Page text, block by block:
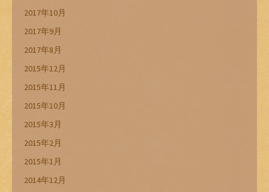
2017年10月
2017年9月
2017年8月
2015年12月
2015年11月
2015年10月
2015年3月
2015年2月
2015年1月
2014年12月